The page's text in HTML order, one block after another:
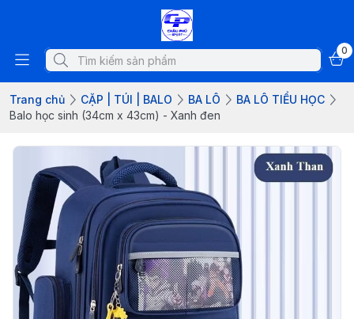
0
Trang chủ CẶP | TÚI | BALO BA LÔ
BA LÔ TIỂU HỌC
Balo học sinh (34cm x 43cm) - Xanh đen